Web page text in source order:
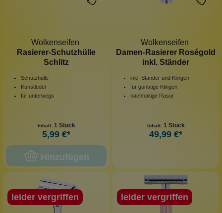
Wolkenseifen
Rasierer-Schutzhülle
Schlitz
Schutzhülle
Kunstleder
für unterwegs
Inhalt: 1 Stück
5,99 €*
Hinzufügen
Wolkenseifen
Damen-Rasierer Roségold
inkl. Ständer
inkl. Ständer und Klingen
für günstige Klingen
nachhaltige Rasur
Inhalt: 1 Stück
49,99 €*
leider vergriffen leider vergriffen